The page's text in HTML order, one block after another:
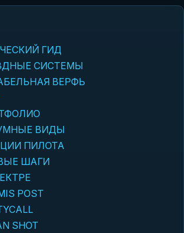
ГИД
СИСТЕМЫ
ВЕРФЬ
ВИДЫ
ПИЛОТА
ШАГИ
POST
SHOT